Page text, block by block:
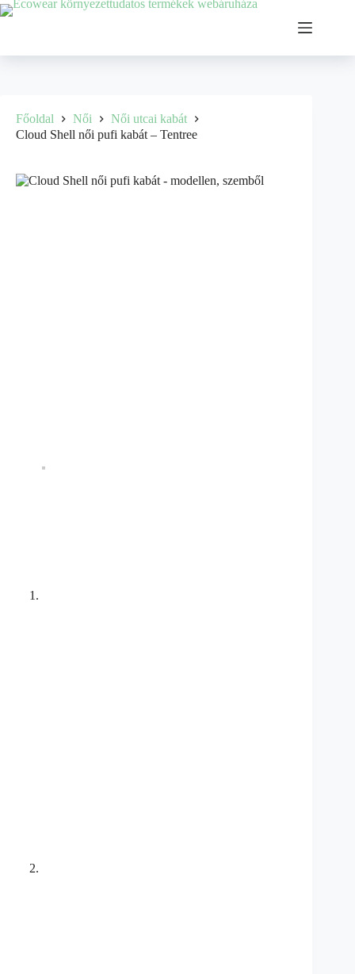
Ugrás
a
Főoldal Női
Női utcai kabát
Cloud Shell női pufi kabát – Tentree